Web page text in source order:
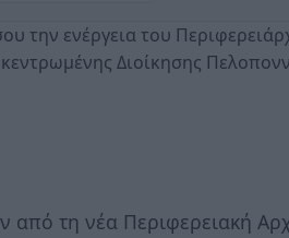
την ενέργεια του
Διοίκησης
από τη νέα Περιφερειακή